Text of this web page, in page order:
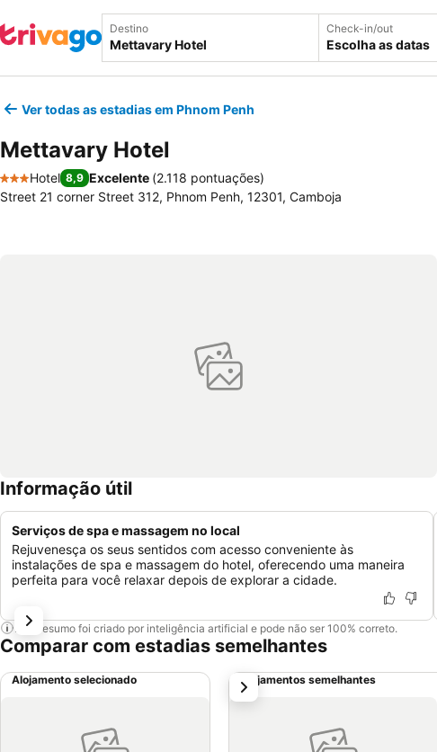
Destino Check-in/out
Escolha as datas
Ver todas as estadias em Phnom Penh
Mettavary Hotel
3 Estrelas
Hotel 8,9 Excelente (2.118 pontuações)
Street 21 corner Street 312, Phnom Penh, 12301, Camboja
Informação útil
Serviços de spa e massagem no local
Rejuvenesça os seus sentidos com acesso conveniente às
instalações de spa e massagem do hotel, oferecendo uma maneira
perfeita para você relaxar depois de explorar a cidade.
Este resumo foi criado por inteligência artificial e pode não ser 100% correto.
Comparar com estadias semelhantes
Alojamento selecionado Alojamentos semelhantes
próximo